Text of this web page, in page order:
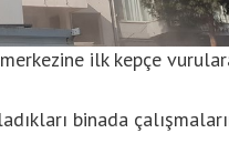
ilk kepçe
binada